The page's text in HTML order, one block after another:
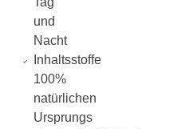
und
Nacht
Inhaltsstoffe
100%
natürlichen
Ursprungs